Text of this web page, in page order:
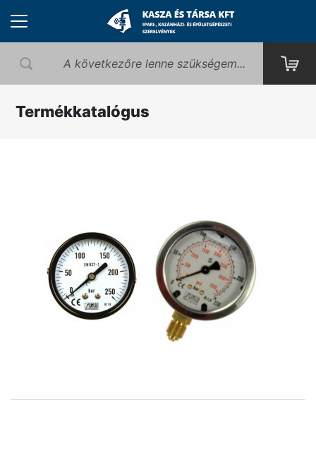
Termékkatalógus